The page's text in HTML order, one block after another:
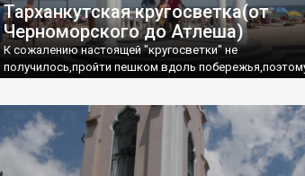
Тарханкутская кругосветка(от
Черноморского до Атлеша)
К сожалению настоящей "кругосветки" не
получилось,пройти пешком вдоль